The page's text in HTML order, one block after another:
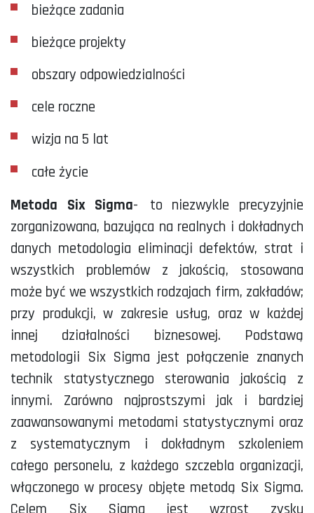
bieżące zadania
bieżące projekty
obszary odpowiedzialności
cele roczne
wizja na 5 lat
całe życie
Metoda SixSigma- to niezwykle precyzyjnie
zorganizowana, bazująca na realnych i dokładnych
danych metodologia eliminacji defektów, strat i
wszystkich problemów z jakością, stosowana
może być we wszystkich rodzajach firm, zakładów;
przy produkcji, w zakresie usług, oraz w każdej
innej działalności biznesowej. Podstawą
metodologii Six Sigma jest połączenie znanych
technik statystycznego sterowania jakością z
innymi. Zarówno najprostszymi jak i bardziej
zaawansowanymi metodami statystycznymi oraz
z systematycznym i dokładnym szkoleniem
całego personelu, z każdego szczebla organizacji,
włączonego w procesy objęte metodą Six Sigma.
Celem Six Sigma jest wzrost zysku